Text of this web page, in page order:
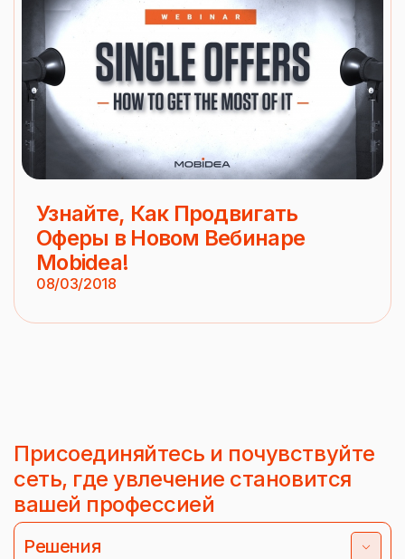
Узнайте, Как Продвигать
Оферы в Новом Вебинаре
Mobidea!
08/03/2018
Присоединяйтесь и почувствуйте
сеть, где увлечение становится
вашей профессией
Решения